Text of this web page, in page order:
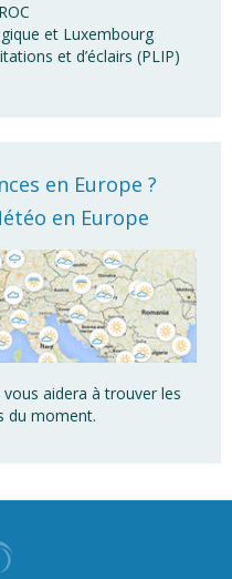
et Luxembourg
et d’éclairs (PLIP)
en Europe ?
en Europe
vous aidera à trouver les
du moment.